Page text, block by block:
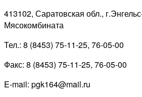
413102, Саратовская обл.,
Мясокомбината
Тел.: 8 (8453) 75-11-25, 76-05-00
Факс: 8 (8453) 75-11-25, 76-05-00
E-mail: pgk164@mail.ru